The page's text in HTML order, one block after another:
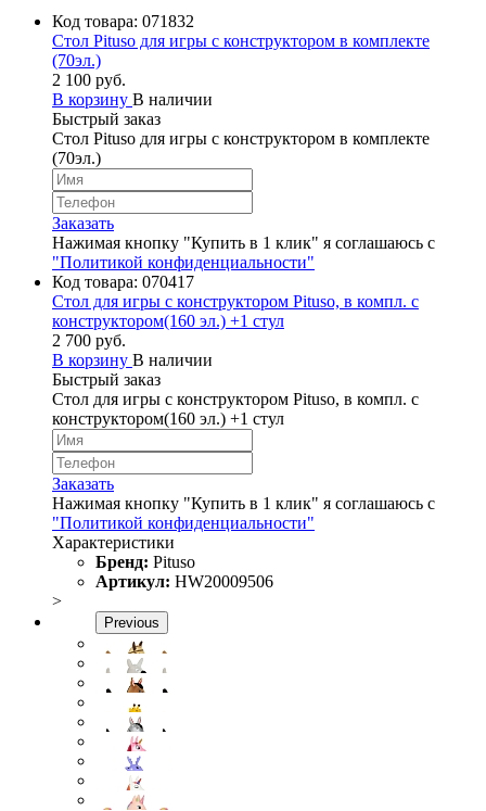
Код товара: 071832
Стол Pituso для игры с конструктором в комплекте
(70эл.)
2 100 руб.
В корзину В наличии
Быстрый заказ
Стол Pituso для игры с конструктором в комплекте
(70эл.)
Заказать
Нажимая кнопку "Купить в 1 клик" я соглашаюсь с
"Политикой конфиденциальности"
Код товара: 070417
Стол для игры с конструктором Pituso, в компл. с
конструктором(160 эл.) +1 стул
2 700 руб.
В корзину В наличии
Быстрый заказ
Стол для игры с конструктором Pituso, в компл. с
конструктором(160 эл.) +1 стул
Заказать
Нажимая кнопку "Купить в 1 клик" я соглашаюсь с
"Политикой конфиденциальности"
Характеристики
Бренд: Pituso
Артикул: HW20009506
>
Previous